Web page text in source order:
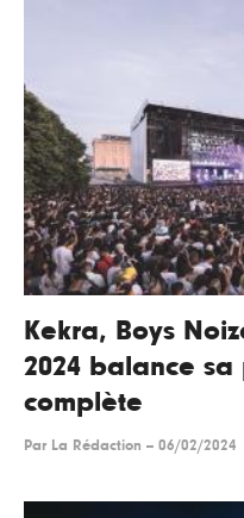
Kekra, Boys
2024 balance
complète
Par La Rédaction -- 06/02/2024